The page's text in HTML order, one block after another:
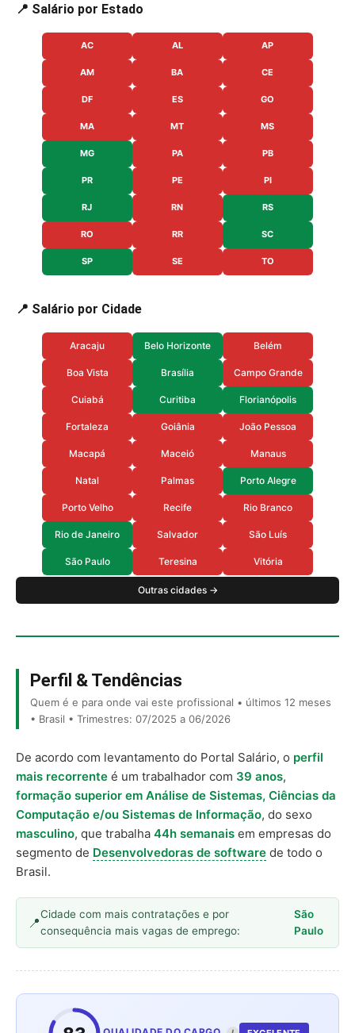
📍 Salário por Estado
AC AL AP
AM BA CE
DF ES GO
MA MT MS
MG PA PB
PR PE PI
RJ RN RS
RO RR SC
SP SE TO
📍 Salário por Cidade
Aracaju Belo Horizonte Belém
Boa Vista Brasília Campo Grande
Cuiabá Curitiba Florianópolis
Fortaleza Goiânia João Pessoa
Macapá Maceió Manaus
Natal Palmas Porto Alegre
Porto Velho Recife Rio Branco
Rio de Janeiro Salvador São Luís
São Paulo Teresina Vitória
Outras cidades →
Perfil & Tendências
Quem é e para onde vai este profissional • últimos 12 meses
• Brasil • Trimestres: 07/2025 a 06/2026
De acordo com levantamento do Portal Salário, o perfil
mais recorrente é um trabalhador com 39 anos,
formação superior em Análise de Sistemas, Ciências da
Computação e/ou Sistemas de Informação, do sexo
masculino, que trabalha 44h semanais em empresas do
segmento de Desenvolvedoras de software de todo o
Brasil.
Cidade com mais contratações e por
consequência mais vagas de emprego:
São
Paulo